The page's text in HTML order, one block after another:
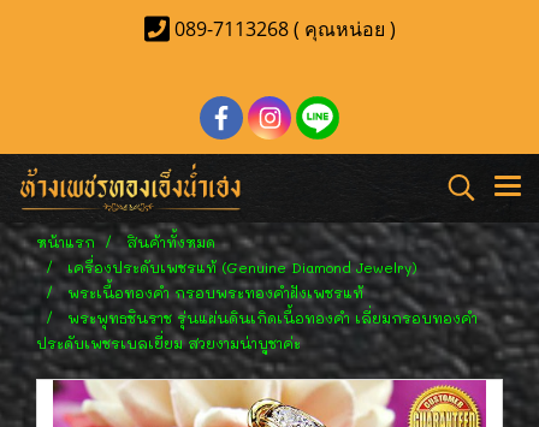
089-7113268 ( คุณหน่อย )
หน้าแรก
สินค้าทั้งหมด
เครื่องประดับเพชรแท้ (Genuine Diamond Jewelry)
พระเนื้อทองคำ กรอบพระทองคำฝังเพชรแท้
พระพุทธชินราช รุ่นแผ่นดินเกิดเนื้อทองคำ เลี่ยมกรอบทองคำ
ประดับเพชรเบลเยี่ยม สวยงามน่าบูชาค่ะ